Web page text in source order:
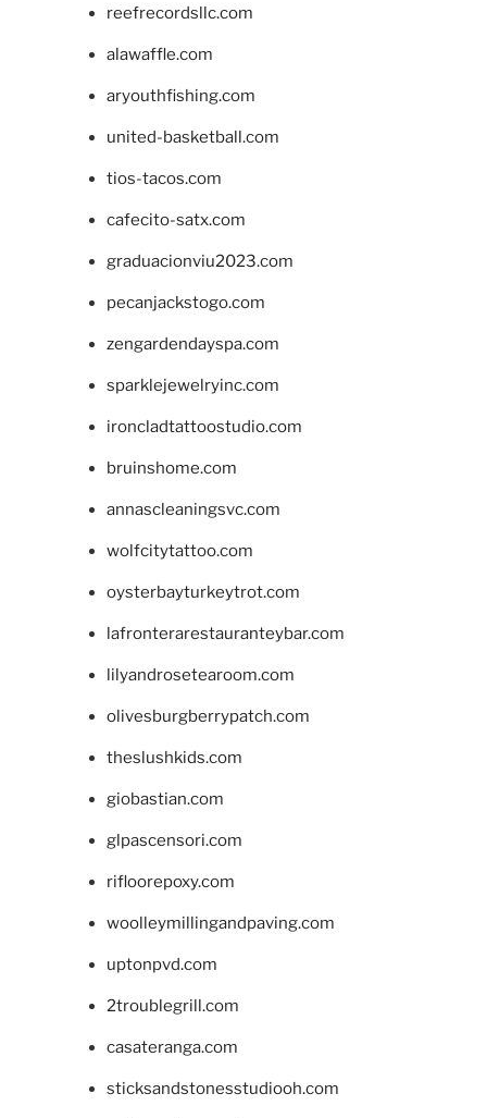
reefrecordsllc.com
alawaffle.com
aryouthfishing.com
united-basketball.com
tios-tacos.com
cafecito-satx.com
graduacionviu2023.com
pecanjackstogo.com
zengardendayspa.com
sparklejewelryinc.com
ironcladtattoostudio.com
bruinshome.com
annascleaningsvc.com
wolfcitytattoo.com
oysterbayturkeytrot.com
lafronterarestauranteybar.com
lilyandrosetearoom.com
olivesburgberrypatch.com
theslushkids.com
giobastian.com
glpascensori.com
rifloorepoxy.com
woolleymillingandpaving.com
uptonpvd.com
2troublegrill.com
casateranga.com
sticksandstonesstudiooh.com